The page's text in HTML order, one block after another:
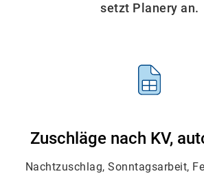
setzt Planery an.
Zuschläge nach KV,
Nachtzuschlag, Sonntagsarbeit,